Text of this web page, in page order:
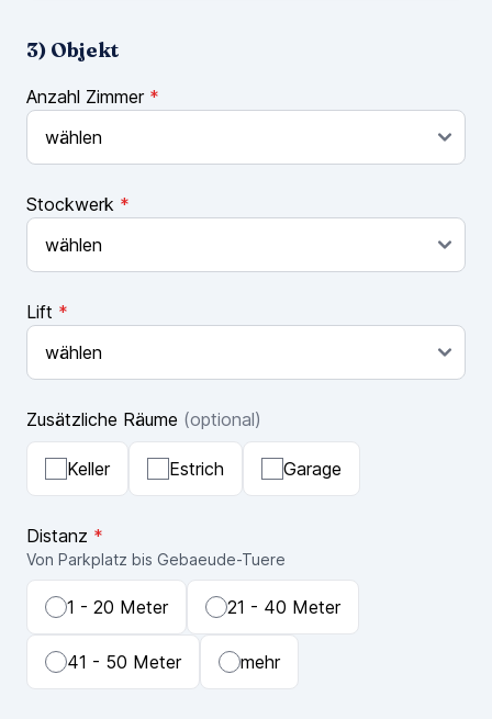
3) Objekt
Anzahl Zimmer *
Stockwerk *
Lift *
Zusätzliche Räume (optional)
Keller Estrich Garage
Distanz *
Von Parkplatz bis Gebaeude-Tuere
1 - 20 Meter 21 - 40 Meter
41 - 50 Meter mehr